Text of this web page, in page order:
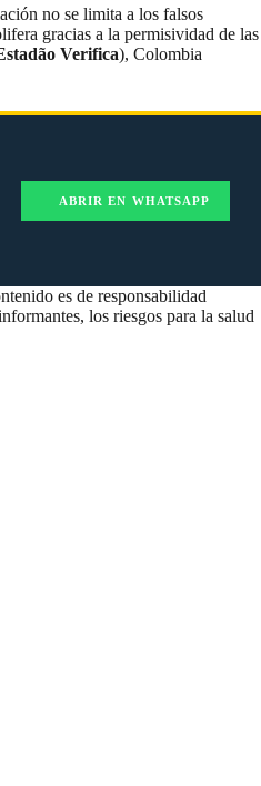
no se limita a los falsos
gracias a la permisividad de las
Verifica), Colombia
ABRIR EN WHATSAPP
es de responsabilidad
los riesgos para la salud